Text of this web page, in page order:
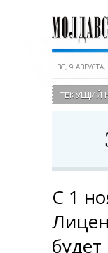
ВС, 9 АВГУСТА,
ТЕКУЩИЙ
С 1